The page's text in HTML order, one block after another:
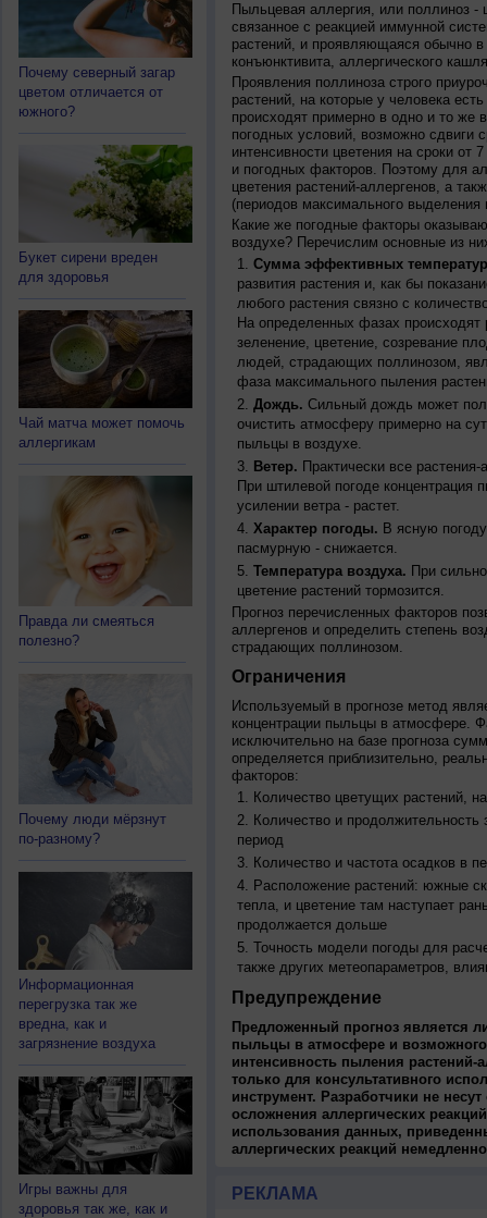
Почему северный загар
цветом отличается от
южного?
Букет сирени вреден
для здоровья
Чай матча может помочь
аллергикам
Правда ли смеяться
полезно?
Почему люди мёрзнут
по-разному?
Информационная
перегрузка так же
вредна, как и
загрязнение воздуха
Игры важны для
здоровья так же, как и
Пыльцевая аллергия, или поллиноз -
связанное с реакцией иммунной
растений, и проявляющаяся обычно
конъюнктивита, аллергического
Проявления поллиноза строго
растений, на которые у человека
происходят примерно в одно и то же
погодных условий, возможно сдвиги
интенсивности цветения на сроки от
и погодных факторов. Поэтому для
цветения растений-аллергенов, а
(периодов максимального
Какие же погодные факторы
воздухе? Перечислим основные из
Сумма эффективных
развития растения и, как бы
любого растения связно с
На определенных фазах происходят
зеленение, цветение, созревание
людей, страдающих поллинозом,
фаза максимального пыления
Дождь. Сильный дождь может
очистить атмосферу примерно на
пыльцы в воздухе.
Ветер. Практически все
При штилевой погоде
усилении ветра - растет.
Характер погоды. В ясную
пасмурную - снижается.
Температура воздуха. При
цветение растений тормозится.
Прогноз перечисленных факторов
аллергенов и определить степень
страдающих поллинозом.
Ограничения
Используемый в прогнозе метод
концентрации пыльцы в атмосфере.
исключительно на базе прогноза
определяется приблизительно,
факторов:
Количество цветущих растений,
Количество и продолжительность
период
Количество и частота осадков в
Расположение растений: южные
тепла, и цветение там наступает
продолжается дольше
Точность модели погоды для
также других метеопараметров,
Предупреждение
Предложенный прогноз является
пыльцы в атмосфере и
интенсивность пыления растений-
только для консультативного
инструмент. Разработчики не
осложнения аллергических
использования данных,
аллергических реакций
РЕКЛАМА